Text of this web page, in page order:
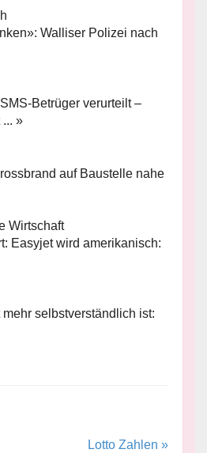
Walliser Polizei nach
Betrüger verurteilt –
»
auf Baustelle nahe
Easyjet wird amerikanisch:
selbstverständlich ist:
Lotto Zahlen »